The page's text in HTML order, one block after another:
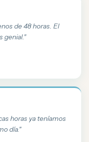
de 48 horas. El
genial."
horas ya teníamos
día."